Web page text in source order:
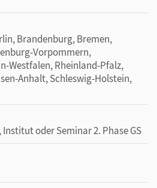
Brandenburg, Bremen,
Vorpommern,
Westfalen, Rheinland-Pfalz,
Anhalt, Schleswig-Holstein,
oder Seminar 2. Phase GS